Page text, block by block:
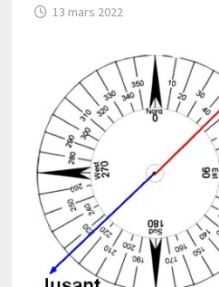
13 mars 2022